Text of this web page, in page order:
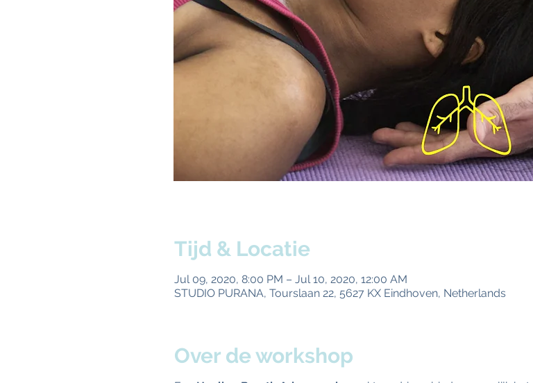
Tijd & Locatie
Jul 09, 2020, 8:00 PM – Jul 10, 2020, 12:00 AM
STUDIO PURANA, Tourslaan 22, 5627 KX Eindhoven, Netherlands
Over de workshop